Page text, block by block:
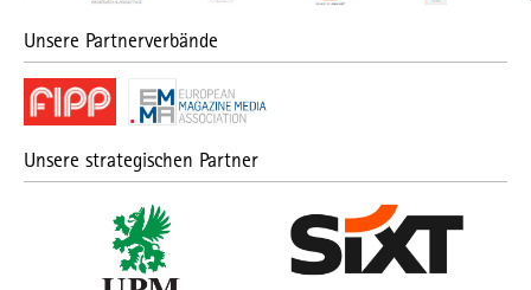
Unsere Partnerverbände
Unsere strategischen Partner